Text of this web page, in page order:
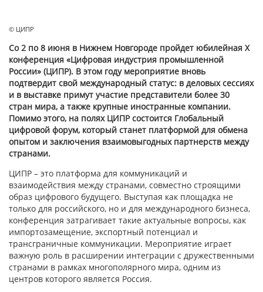
© ЦИПР
Со 2 по 8 июня в Нижнем Новгороде пройдет юбилейная X
конференция «Цифровая индустрия промышленной
России» (ЦИПР). В этом году мероприятие вновь
подтвердит свой международный статус: в деловых сессиях
и в выставке примут участие представители более 30
стран мира, а также крупные иностранные компании.
Помимо этого, на полях ЦИПР состоится Глобальный
цифровой форум, который станет платформой для обмена
опытом и заключения взаимовыгодных партнерств между
странами.
ЦИПР – это платформа для коммуникаций и
взаимодействия между странами, совместно строящими
образ цифрового будущего. Выступая как площадка не
только для российского, но и для международного бизнеса,
конференция затрагивает такие актуальные вопросы, как
импортозамещение, экспортный потенциал и
трансграничные коммуникации. Мероприятие играет
важную роль в расширении интеграции с дружественными
странами в рамках многополярного мира, одним из
центров которого является Россия.